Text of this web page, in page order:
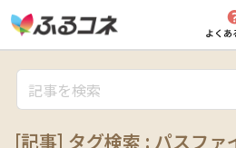
[記事] タグ検索 : パスファ